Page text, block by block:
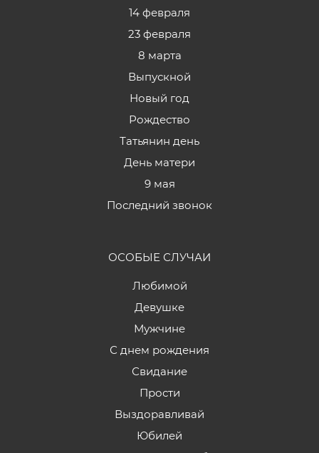
14 февраля
23 февраля
8 марта
Выпускной
Новый год
Рождество
Татьянин день
День матери
9 мая
Последний звонок
ОСОБЫЕ СЛУЧАИ
Любимой
Девушке
Мужчине
С днем рождения
Свидание
Прости
Выздоравливай
Юбилей